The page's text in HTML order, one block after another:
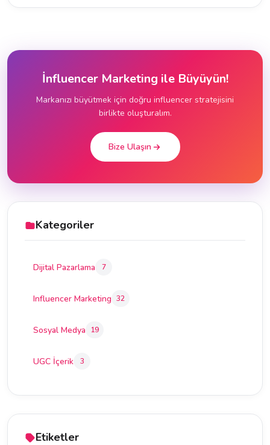
İnfluencer Marketing ile Büyüyün!
Markanızı büyütmek için doğru influencer stratejisini
birlikte oluşturalım.
Bize Ulaşın
Kategoriler
Dijital Pazarlama 7
Influencer Marketing 32
Sosyal Medya 19
UGC İçerik 3
Etiketler